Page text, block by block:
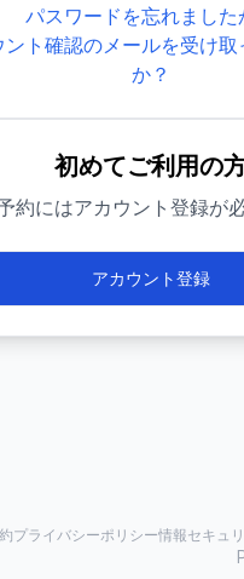
パスワードを忘れました
ント確認のメールを受け取
か？
初めてご利用の
約にはアカウント登録が
アカウント登録
プライバシーポリシー情報セキュ